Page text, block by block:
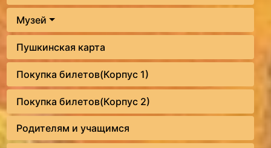
Музей
Пушкинская карта
Покупка билетов(Корпус 1)
Покупка билетов(Корпус 2)
Родителям и учащимся